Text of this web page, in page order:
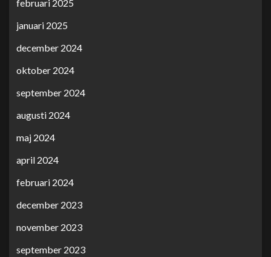
februari 2025
januari 2025
december 2024
oktober 2024
september 2024
augusti 2024
maj 2024
april 2024
februari 2024
december 2023
november 2023
september 2023